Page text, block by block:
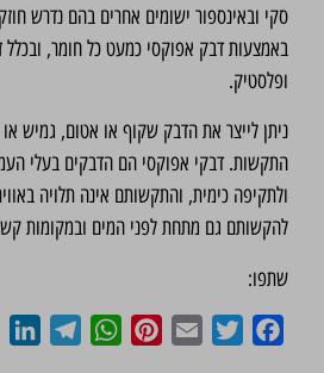
סקי ובאינספור ישומים אחרים בהם נדרש
באמצעות דבק אפוקסי כמעט כל חומר, ובכלל
ופלסטיק.
ניתן לייצר את הדבק שקוף או אטום, גמיש או
התקשות. דבקי אפוקסי הם הדבקים בעלי
ולתקיפה כימית, והתקשותם אינה תלויה
להקשותם גם מתחת לפני המים ובמקומות
שתפו:
Facebook
Twitter
Email
Pinterest
WhatsApp
Telegram